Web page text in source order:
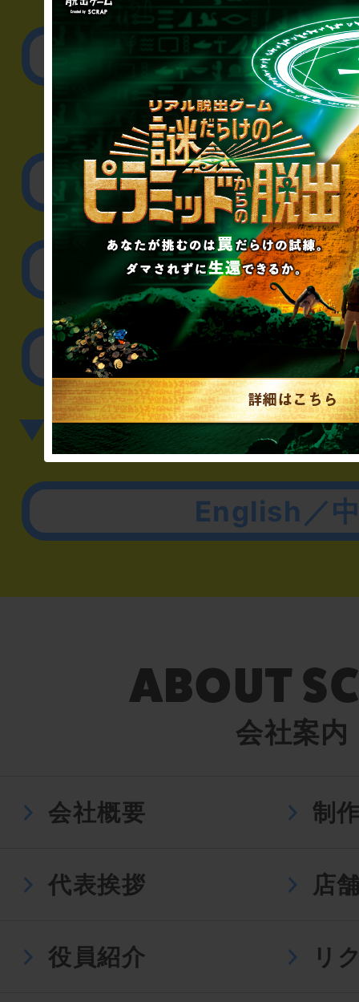
公演内容、チケット
▼企業／法人の方
リアル脱出ゲーム制作
取材に関するお
その他のご相談／
▼英語、中国語でのお問
English／
会社案内
会社概要 制
代表挨拶 店
役員紹介 リ